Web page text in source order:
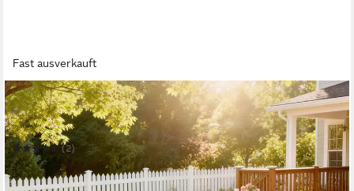
Fast ausverkauft
OUTSUNNY
Sitzgruppe Gartenmöbel Set wetterfest Outdoor
Terrassenmöbel
(2)
256,99 € 632,90 €
-59%